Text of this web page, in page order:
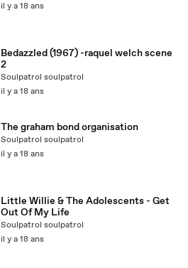
il y a 18 ans
Bedazzled (1967) -raquel welch scene
2
Soulpatrol soulpatrol
il y a 18 ans
The graham bond organisation
Soulpatrol soulpatrol
il y a 18 ans
Little Willie & The Adolescents - Get
Out Of My Life
Soulpatrol soulpatrol
il y a 18 ans